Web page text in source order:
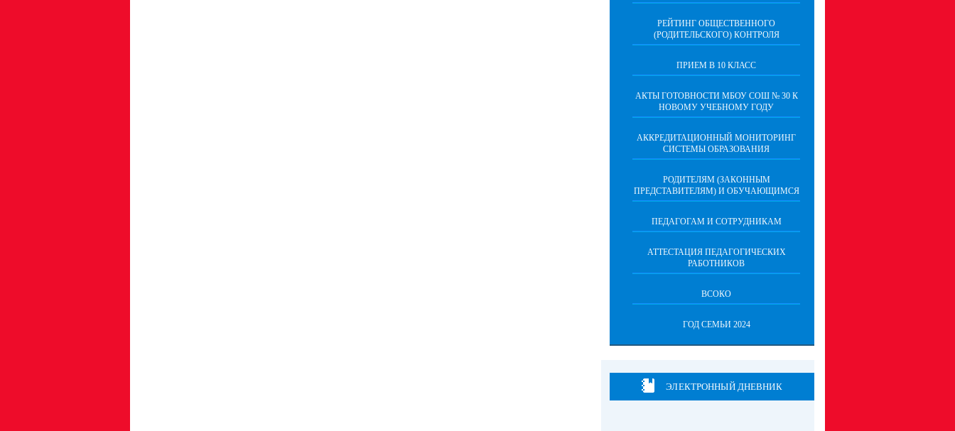
РЕЙТИНГ ОБЩЕСТВЕННОГО
(РОДИТЕЛЬСКОГО) КОНТРОЛЯ
ПРИЕМ В 10 КЛАСС
АКТЫ ГОТОВНОСТИ МБОУ СОШ № 30 К
НОВОМУ УЧЕБНОМУ ГОДУ
АККРЕДИТАЦИОННЫЙ МОНИТОРИНГ
СИСТЕМЫ ОБРАЗОВАНИЯ
РОДИТЕЛЯМ (ЗАКОННЫМ
ПРЕДСТАВИТЕЛЯМ) И ОБУЧАЮЩИМСЯ
ПЕДАГОГАМ И СОТРУДНИКАМ
АТТЕСТАЦИЯ ПЕДАГОГИЧЕСКИХ
РАБОТНИКОВ
ВСОКО
ГОД СЕМЬИ 2024
ЭЛЕКТРОННЫЙ ДНЕВНИК